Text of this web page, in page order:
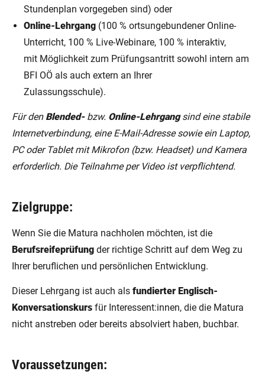
Stundenplan vorgegeben sind) oder
Online-Lehrgang (100 % ortsungebundener Online-
Unterricht, 100 % Live-Webinare, 100 % interaktiv,
mit Möglichkeit zum Prüfungsantritt sowohl intern am
BFI OÖ als auch extern an Ihrer
Zulassungsschule).
Für den Blended- bzw. Online-Lehrgangsind eine stabile
Internetverbindung, eine E-Mail-Adresse sowie ein Laptop,
PC oder Tablet mit Mikrofon (bzw. Headset) und Kamera
erforderlich. Die Teilnahme per Video ist verpflichtend.
Zielgruppe:
Wenn Sie die Matura nachholen möchten, ist die
Berufsreifeprüfung der richtige Schritt auf dem Weg zu
Ihrer beruflichen und persönlichen Entwicklung.
Dieser Lehrgang ist auch als fundierter Englisch-
Konversationskurs für Interessent:innen, die die Matura
nicht anstreben oder bereits absolviert haben, buchbar.
Voraussetzungen: